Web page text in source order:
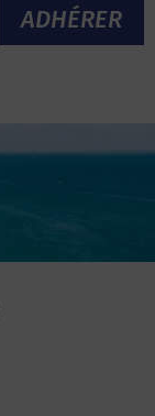
ADHÉRER